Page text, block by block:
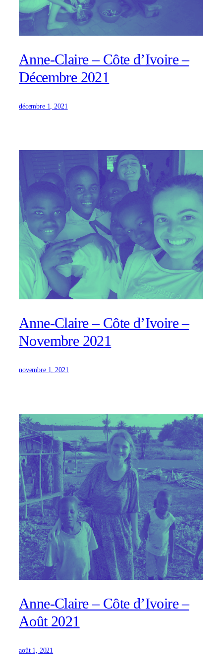
Anne-Claire – Côte d’Ivoire –
Décembre 2021
décembre 1, 2021
Anne-Claire – Côte d’Ivoire –
Novembre 2021
novembre 1, 2021
Anne-Claire – Côte d’Ivoire –
Août 2021
août 1, 2021